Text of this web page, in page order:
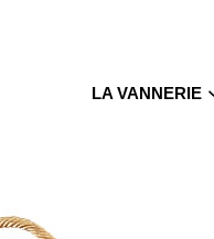
LA VANNERIE